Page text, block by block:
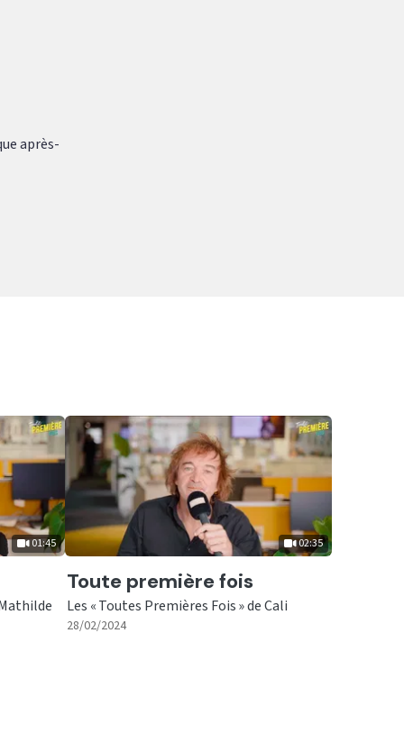
après-
01:45 02:35
Ecouter
Toute première fois
Les « Toutes Premières Fois » de Cali
28/02/2024